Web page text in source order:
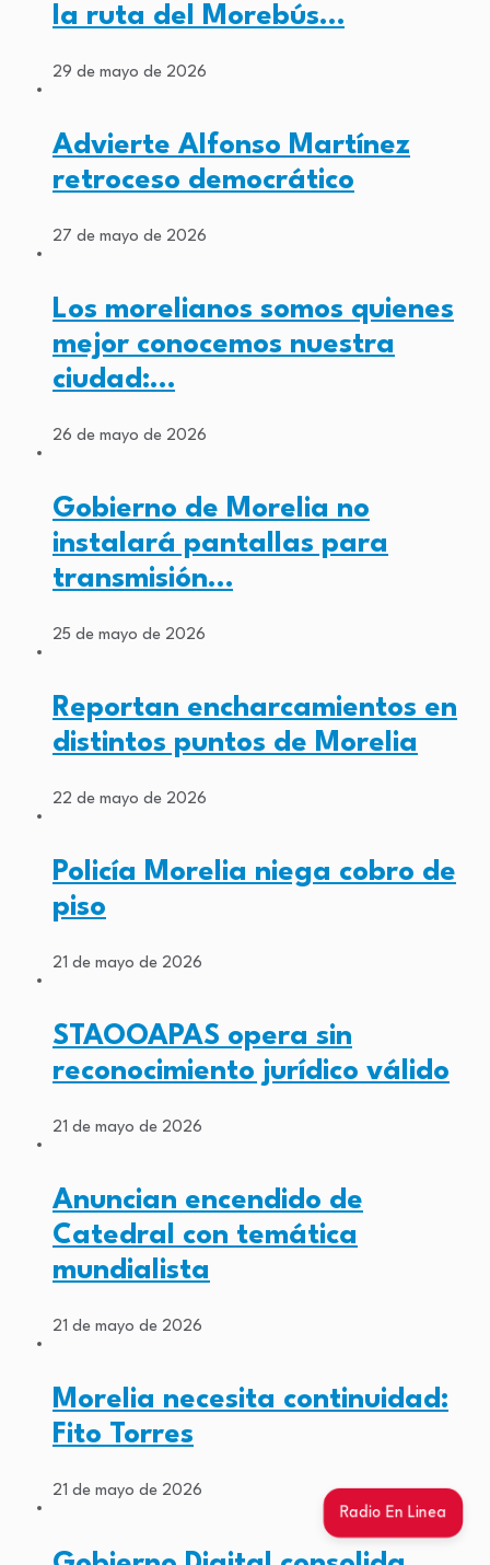
Radio En Linea
la ruta del Morebús…
29 de mayo de 2026
Advierte Alfonso Martínez
retroceso democrático
27 de mayo de 2026
Los morelianos somos quienes
mejor conocemos nuestra
ciudad:…
26 de mayo de 2026
Gobierno de Morelia no
instalará pantallas para
transmisión…
25 de mayo de 2026
Reportan encharcamientos en
distintos puntos de Morelia
22 de mayo de 2026
Policía Morelia niega cobro de
piso
21 de mayo de 2026
STAOOAPAS opera sin
reconocimiento jurídico válido
21 de mayo de 2026
Anuncian encendido de
Catedral con temática
mundialista
21 de mayo de 2026
Morelia necesita continuidad:
Fito Torres
21 de mayo de 2026